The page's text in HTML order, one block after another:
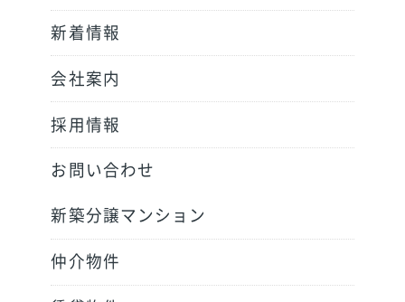
新着情報
会社案内
採用情報
お問い合わせ
新築分譲マンション
仲介物件